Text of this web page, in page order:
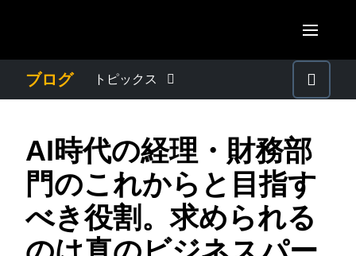
AMERICAS
Canada (English)
Canada (Français)
México (Español)
Brasil (Português)
United Kingdom (English)
France (Français)
Deutschland (Deutsch)
ASIA PACIFIC
Australia (English)
India (English)
ブログ トピックス
プレスリリース
電子帳簿保存法・インボイス制度
AI時代の経理・財務部
門のこれからと目指す
べき役割。求められる